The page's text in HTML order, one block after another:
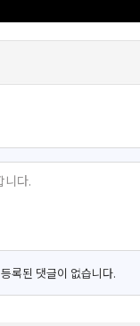
등록된 댓글이 없습니다.